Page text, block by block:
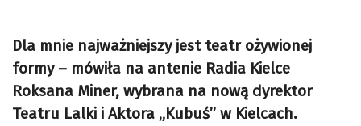
Dla mnie najważniejszy jest teatr ożywionej
formy – mówiła na antenie Radia Kielce
Roksana Miner, wybrana na nową dyrektor
Teatru Lalki i Aktora „Kubuś” w Kielcach.